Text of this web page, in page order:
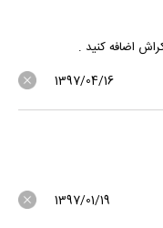
1397/04/16
1397/01/19